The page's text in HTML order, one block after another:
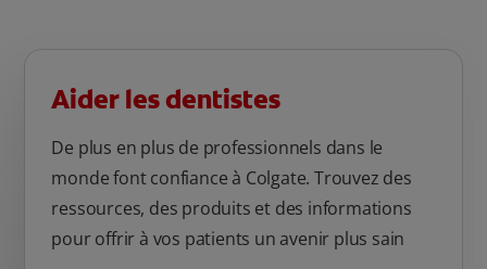
Aider les dentistes
De plus en plus de professionnels dans le
monde font confiance à Colgate. Trouvez des
ressources, des produits et des informations
pour offrir à vos patients un avenir plus sain